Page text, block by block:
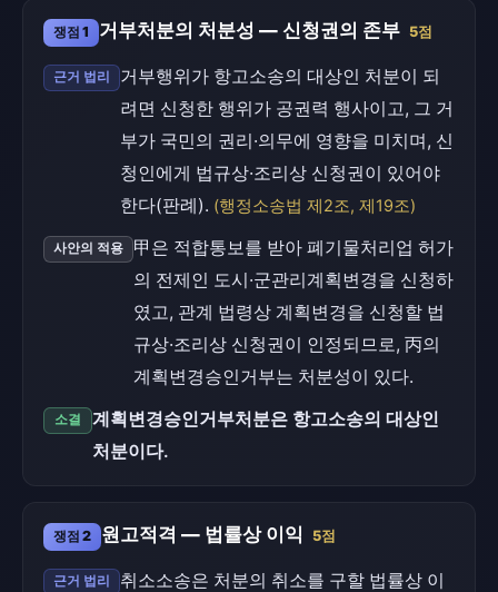
쟁점 1 거부처분의 처분성 — 신청권의 존부 5점
근거 법리
거부행위가 항고소송의 대상인 처분이 되
려면 신청한 행위가 공권력 행사이고, 그 거
부가 국민의 권리·의무에 영향을 미치며, 신
청인에게 법규상·조리상 신청권이 있어야
한다(판례). (행정소송법 제2조, 제19조)
사안의 적용
甲은 적합통보를 받아 폐기물처리업 허가
의 전제인 도시·군관리계획변경을 신청하
였고, 관계 법령상 계획변경을 신청할 법
규상·조리상 신청권이 인정되므로, 丙의
계획변경승인거부는 처분성이 있다.
소결
계획변경승인거부처분은 항고소송의 대상인
처분이다.
쟁점 2 원고적격 — 법률상 이익 5점
근거 법리
취소소송은 처분의 취소를 구할 법률상 이